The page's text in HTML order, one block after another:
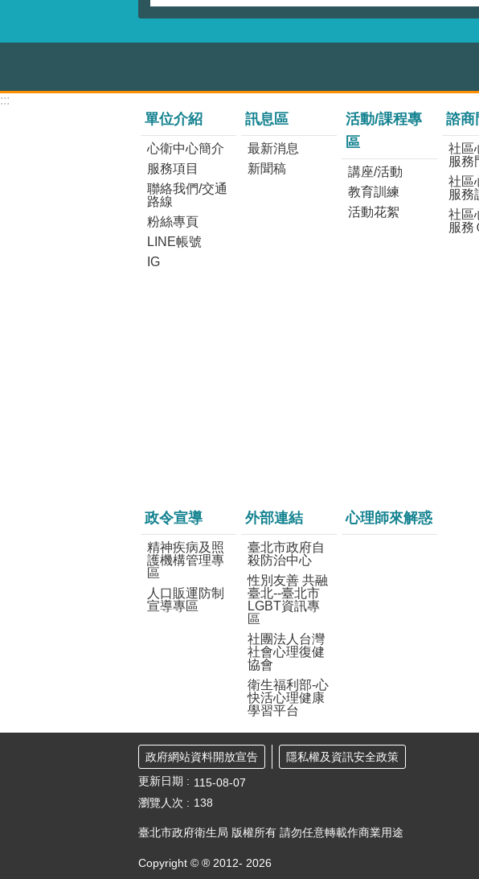
:::
單位介紹
心衛中心簡介
服務項目
聯絡我們/交通
路線
粉絲專頁
LINE帳號
IG
訊息區
最新消息
新聞稿
活動/課程專
區
講座/活動
教育訓練
活動花絮
諮商
社區
服務
社區
服務
社區
服務
政令宣導
精神疾病及照
護機構管理專
區
人口販運防制
宣導專區
外部連結
臺北市政府自
殺防治中心
性別友善 共融
臺北--臺北市
LGBT資訊專
區
社團法人台灣
社會心理復健
協會
衛生福利部-心
快活心理健康
學習平台
心理師來解惑
政府網站資料開放宣告
隱私權及資訊安全政策
更新日期
115-08-07
瀏覽人次
138
臺北市政府衛生局 版權所有 請勿任意轉載作商業用途
Copyright © ® 2012- 2026